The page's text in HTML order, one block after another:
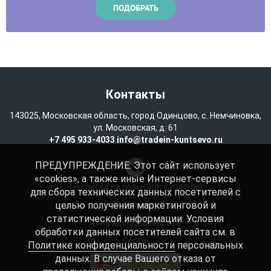
Контакты
143025, Московская область, город Одинцово, с. Немчиновка,
ул. Московская, д. 61
+7 495 933-4033 info@tradein-kuntsevo.ru
Подписка на новые поступления
Избранное
Конфиденциальность
Cookie
ПРЕДУПРЕЖДЕНИЕ: Этот сайт использует
«cookies», а также иные Интернет-сервисы
для сбора технических данных посетителей с
целью получения маркетинговой и
статистической информации. Условия
обработки данных посетителей сайта см. в
Политике конфиденциальностиперсональных
данных. В случае Вашего отказа от